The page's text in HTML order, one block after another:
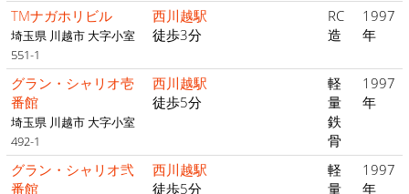
TMナガホリビル
埼玉県 川越市 大字小室
551-1
西川越駅
徒歩3分
RC
造
1997
年
グラン・シャリオ壱
番館
埼玉県 川越市 大字小室
492-1
西川越駅
徒歩5分
軽
量
鉄
骨
1997
年
グラン・シャリオ弐
番館
西川越駅
徒歩5分
軽
量
1997
年